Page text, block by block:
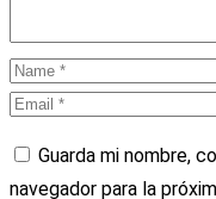
Guarda mi nombre,
navegador para la